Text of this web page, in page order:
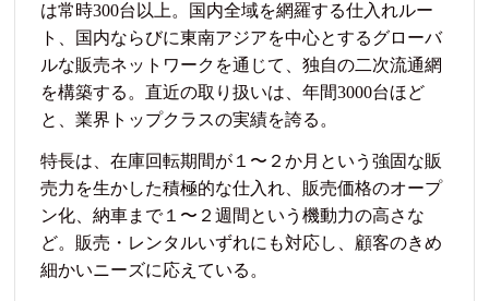
は常時300台以上。国内全域を網羅する仕入れルー
ト、国内ならびに東南アジアを中心とするグローバ
ルな販売ネットワークを通じて、独自の二次流通網
を構築する。直近の取り扱いは、年間3000台ほど
と、業界トップクラスの実績を誇る。
特長は、在庫回転期間が１〜２か月という強固な販
売力を生かした積極的な仕入れ、販売価格のオープ
ン化、納車まで１〜２週間という機動力の高さな
ど。販売・レンタルいずれにも対応し、顧客のきめ
細かいニーズに応えている。